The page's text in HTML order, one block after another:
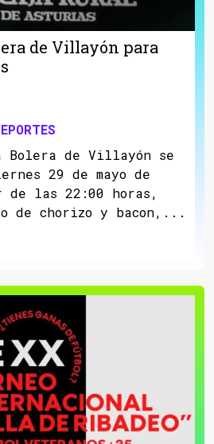
de Villayón para
Bolera de Villayón se
29 de mayo de
las 22:00 horas,
de chorizo y bacon,...